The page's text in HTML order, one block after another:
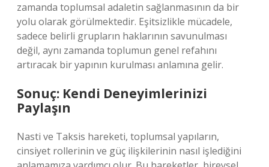
zamanda toplumsal adaletin sağlanmasının da bir
yolu olarak görülmektedir. Eşitsizlikle mücadele,
sadece belirli grupların haklarının savunulması
değil, aynı zamanda toplumun genel refahını
artıracak bir yapının kurulması anlamına gelir.
Sonuç: Kendi Deneyimlerinizi
Paylaşın
Nasti ve Taksis hareketi, toplumsal yapıların,
cinsiyet rollerinin ve güç ilişkilerinin nasıl işlediğini